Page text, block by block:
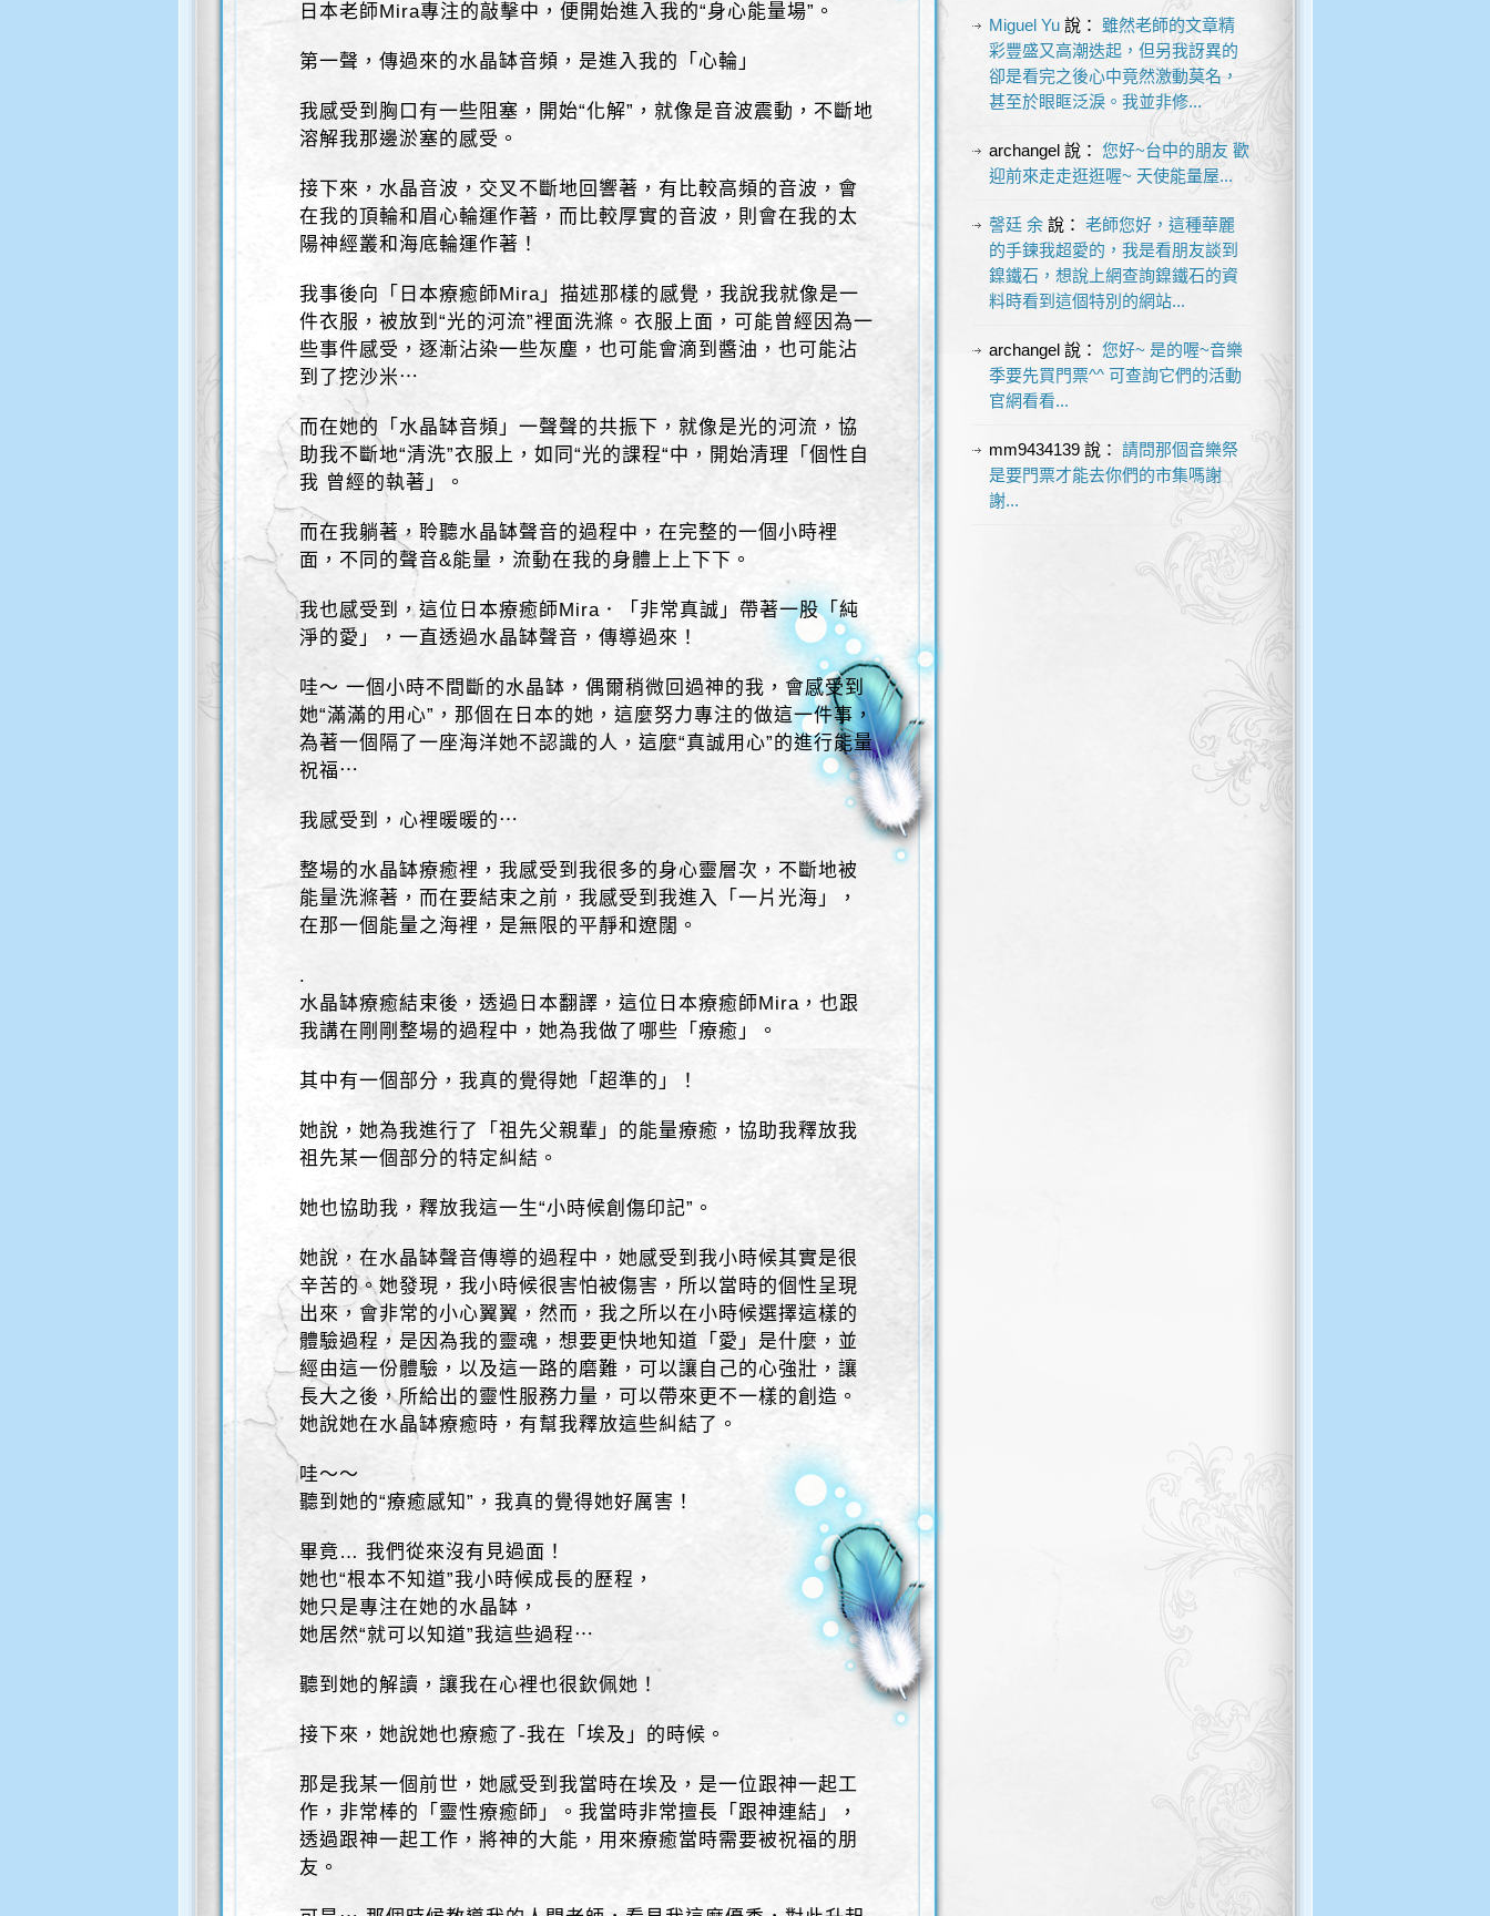
日本老師Mira專注的敲擊中，便開始進入我的“身心能量場”。
第一聲，傳過來的水晶缽音頻，是進入我的「心輪」
我感受到胸口有一些阻塞，開始“化解”，就像是音波震動，不斷地
溶解我那邊淤塞的感受。
接下來，水晶音波，交叉不斷地回響著，有比較高頻的音波，會
在我的頂輪和眉心輪運作著，而比較厚實的音波，則會在我的太
陽神經叢和海底輪運作著！
我事後向「日本療癒師Mira」描述那樣的感覺，我說我就像是一
件衣服，被放到“光的河流”裡面洗滌。衣服上面，可能曾經因為一
些事件感受，逐漸沾染一些灰塵，也可能會滴到醬油，也可能沾
到了挖沙米⋯
而在她的「水晶缽音頻」一聲聲的共振下，就像是光的河流，協
助我不斷地“清洗”衣服上，如同“光的課程“中，開始清理「個性自
我 曾經的執著」。
而在我躺著，聆聽水晶缽聲音的過程中，在完整的一個小時裡
面，不同的聲音&能量，流動在我的身體上上下下。
我也感受到，這位日本療癒師Mira．「非常真誠」帶著一股「純
淨的愛」，一直透過水晶缽聲音，傳導過來！
哇～ 一個小時不間斷的水晶缽，偶爾稍微回過神的我，會感受到
她“滿滿的用心”，那個在日本的她，這麼努力專注的做這一件事，
為著一個隔了一座海洋她不認識的人，這麼“真誠用心”的進行能量
祝福⋯
我感受到，心裡暖暖的⋯
整場的水晶缽療癒裡，我感受到我很多的身心靈層次，不斷地被
能量洗滌著，而在要結束之前，我感受到我進入「一片光海」，
在那一個能量之海裡，是無限的平靜和遼闊。
.
水晶缽療癒結束後，透過日本翻譯，這位日本療癒師Mira，也跟
我講在剛剛整場的過程中，她為我做了哪些「療癒」。
其中有一個部分，我真的覺得她「超準的」！
她說，她為我進行了「祖先父親輩」的能量療癒，協助我釋放我
祖先某一個部分的特定糾結。
她也協助我，釋放我這一生“小時候創傷印記”。
她說，在水晶缽聲音傳導的過程中，她感受到我小時候其實是很
辛苦的。她發現，我小時候很害怕被傷害，所以當時的個性呈現
出來，會非常的小心翼翼，然而，我之所以在小時候選擇這樣的
體驗過程，是因為我的靈魂，想要更快地知道「愛」是什麼，並
經由這一份體驗，以及這一路的磨難，可以讓自己的心強壯，讓
長大之後，所給出的靈性服務力量，可以帶來更不一樣的創造。
她說她在水晶缽療癒時，有幫我釋放這些糾結了。
哇～～
聽到她的“療癒感知”，我真的覺得她好厲害！
畢竟… 我們從來沒有見過面！
她也“根本不知道”我小時候成長的歷程，
她只是專注在她的水晶缽，
她居然“就可以知道”我這些過程⋯
聽到她的解讀，讓我在心裡也很欽佩她！
接下來，她說她也療癒了-我在「埃及」的時候。
那是我某一個前世，她感受到我當時在埃及，是一位跟神一起工
作，非常棒的「靈性療癒師」。我當時非常擅長「跟神連結」，
透過跟神一起工作，將神的大能，用來療癒當時需要被祝福的朋
友。
Miguel Yu說： 雖然老師的文章精
彩豐盛又高潮迭起，但另我訝異的
卻是看完之後心中竟然激動莫名，
甚至於眼眶泛淚。我並非修...
archangel說： 您好~台中的朋友 歡
迎前來走走逛逛喔~ 天使能量屋...
謦廷 余說： 老師您好，這種華麗
的手鍊我超愛的，我是看朋友談到
鎳鐵石，想說上網查詢鎳鐵石的資
料時看到這個特別的網站...
archangel說： 您好~ 是的喔~音樂
季要先買門票^^ 可查詢它們的活動
官網看看...
mm9434139說： 請問那個音樂祭
是要門票才能去你們的市集嗎謝
謝...